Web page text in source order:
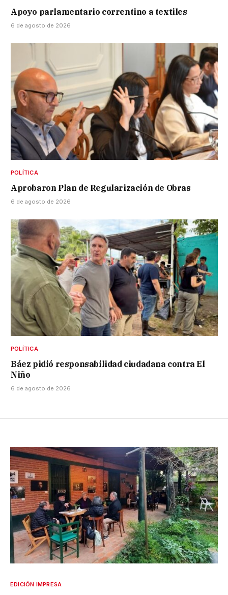
Apoyo parlamentario correntino a textiles
6 de agosto de 2026
POLÍTICA
Aprobaron Plan de Regularización de Obras
6 de agosto de 2026
POLÍTICA
Báez pidió responsabilidad ciudadana contra El
Niño
6 de agosto de 2026
EDICIÓN IMPRESA